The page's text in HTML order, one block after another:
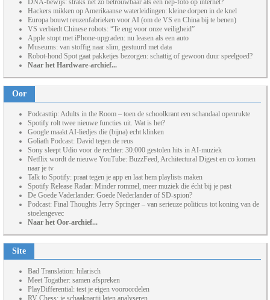
DNA-bewijs: straks net zo betrouwbaar als een nep-foto op internet?
Hackers mikken op Amerikaanse waterleidingen: kleine dorpen in de knel
Europa bouwt reuzenfabrieken voor AI (om de VS en China bij te benen)
VS verbiedt Chinese robots: “Te eng voor onze veiligheid”
Apple stopt met iPhone-upgraden: nu leasen als een auto
Museums: van stoffig naar slim, gestuurd met data
Robot-hond Spot gaat pakketjes bezorgen: schattig of gewoon duur speelgoed?
Naar het Hardware-archief...
Oor
Podcasttip: Adults in the Room – toen de schoolkrant een schandaal openrukte
Spotify rolt twee nieuwe functies uit. Wat is het?
Google maakt AI-liedjes die (bijna) echt klinken
Goliath Podcast: David tegen de reus
Sony sleept Udio voor de rechter: 30.000 gestolen hits in AI-muziek
Netflix wordt de nieuwe YouTube: BuzzFeed, Architectural Digest en co komen
naar je tv
Talk to Spotify: praat tegen je app en laat hem playlists maken
Spotify Release Radar: Minder rommel, meer muziek die écht bij je past
De Goede Vaderlander: Goede Nederlander of SD-spion?
Podcast: Final Thoughts Jerry Springer – van serieuze politicus tot koning van de
stoelengevec
Naar het Oor-archief...
Site
Bad Translation: hilarisch
Meet Togather: samen afspreken
PlayDifferential: test je eigen vooroordelen
RV Chess: je schaakpartij laten analyseren